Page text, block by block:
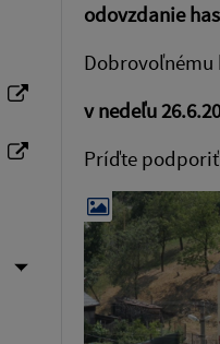
odovzdanie
Dobrovoľnému
v nedeľu
Príďte